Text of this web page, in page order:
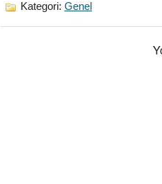
Kategori: Genel